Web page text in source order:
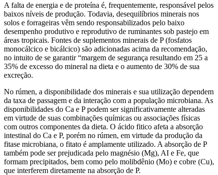
A falta de energia e de proteína é, frequentemente, responsável pelos
baixos níveis de produção. Todavia, desequilíbrios minerais nos
solos e forrageiras vêm sendo responsabilizados pelo baixo
desempenho produtivo e reprodutivo de ruminantes sob pastejo em
áreas tropicais. Fontes de suplementos minerais de P (fosfatos
monocálcico e bicálcico) são adicionadas acima da recomendação,
no intuito de se garantir “margem de segurança resultando em 25 a
35% de excesso do mineral na dieta e o aumento de 30% de sua
excreção.
No rúmen, a disponibilidade dos minerais e sua utilização dependem
da taxa de passagem e da interação com a população microbiana. As
disponibilidades do Ca e P podem ser significativamente alteradas
em virtude de suas combinações químicas ou associações físicas
com outros componentes da dieta. O ácido fitico afeta a absorção
intestinal do Ca e P, porém no rúmen, em virtude da produção da
fitase microbiana, o fitato é amplamente utilizado. A absorção de P
também pode ser prejudicada pelo magnésio (Mg), AI e Fe, que
formam precipitados, bem como pelo molibdênio (Mo) e cobre (Cu),
que interferem diretamente na absorção de P.